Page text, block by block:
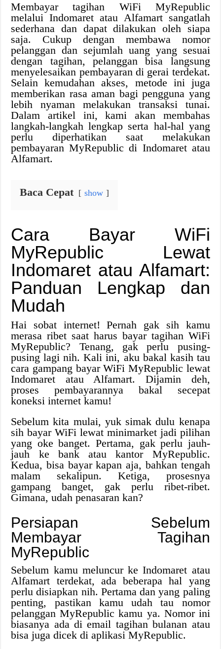
Membayar tagihan WiFi MyRepublic
melalui Indomaret atau Alfamart sangatlah
sederhana dan dapat dilakukan oleh siapa
saja. Cukup dengan membawa nomor
pelanggan dan sejumlah uang yang sesuai
dengan tagihan, pelanggan bisa langsung
menyelesaikan pembayaran di gerai terdekat.
Selain kemudahan akses, metode ini juga
memberikan rasa aman bagi pengguna yang
lebih nyaman melakukan transaksi tunai.
Dalam artikel ini, kami akan membahas
langkah-langkah lengkap serta hal-hal yang
perlu diperhatikan saat melakukan
pembayaran MyRepublic di Indomaret atau
Alfamart.
Baca Cepat show
Cara Bayar WiFi
MyRepublic Lewat
Indomaret atau Alfamart:
Panduan Lengkap dan
Mudah
Hai sobat internet! Pernah gak sih kamu
merasa ribet saat harus bayar tagihan WiFi
MyRepublic? Tenang, gak perlu pusing-
pusing lagi nih. Kali ini, aku bakal kasih tau
cara gampang bayar WiFi MyRepublic lewat
Indomaret atau Alfamart. Dijamin deh,
proses pembayarannya bakal secepat
koneksi internet kamu!
Sebelum kita mulai, yuk simak dulu kenapa
sih bayar WiFi lewat minimarket jadi pilihan
yang oke banget. Pertama, gak perlu jauh-
jauh ke bank atau kantor MyRepublic.
Kedua, bisa bayar kapan aja, bahkan tengah
malam sekalipun. Ketiga, prosesnya
gampang banget, gak perlu ribet-ribet.
Gimana, udah penasaran kan?
Persiapan Sebelum
Membayar Tagihan
MyRepublic
Sebelum kamu meluncur ke Indomaret atau
Alfamart terdekat, ada beberapa hal yang
perlu disiapkan nih. Pertama dan yang paling
penting, pastikan kamu udah tau nomor
pelanggan MyRepublic kamu ya. Nomor ini
biasanya ada di email tagihan bulanan atau
bisa juga dicek di aplikasi MyRepublic.